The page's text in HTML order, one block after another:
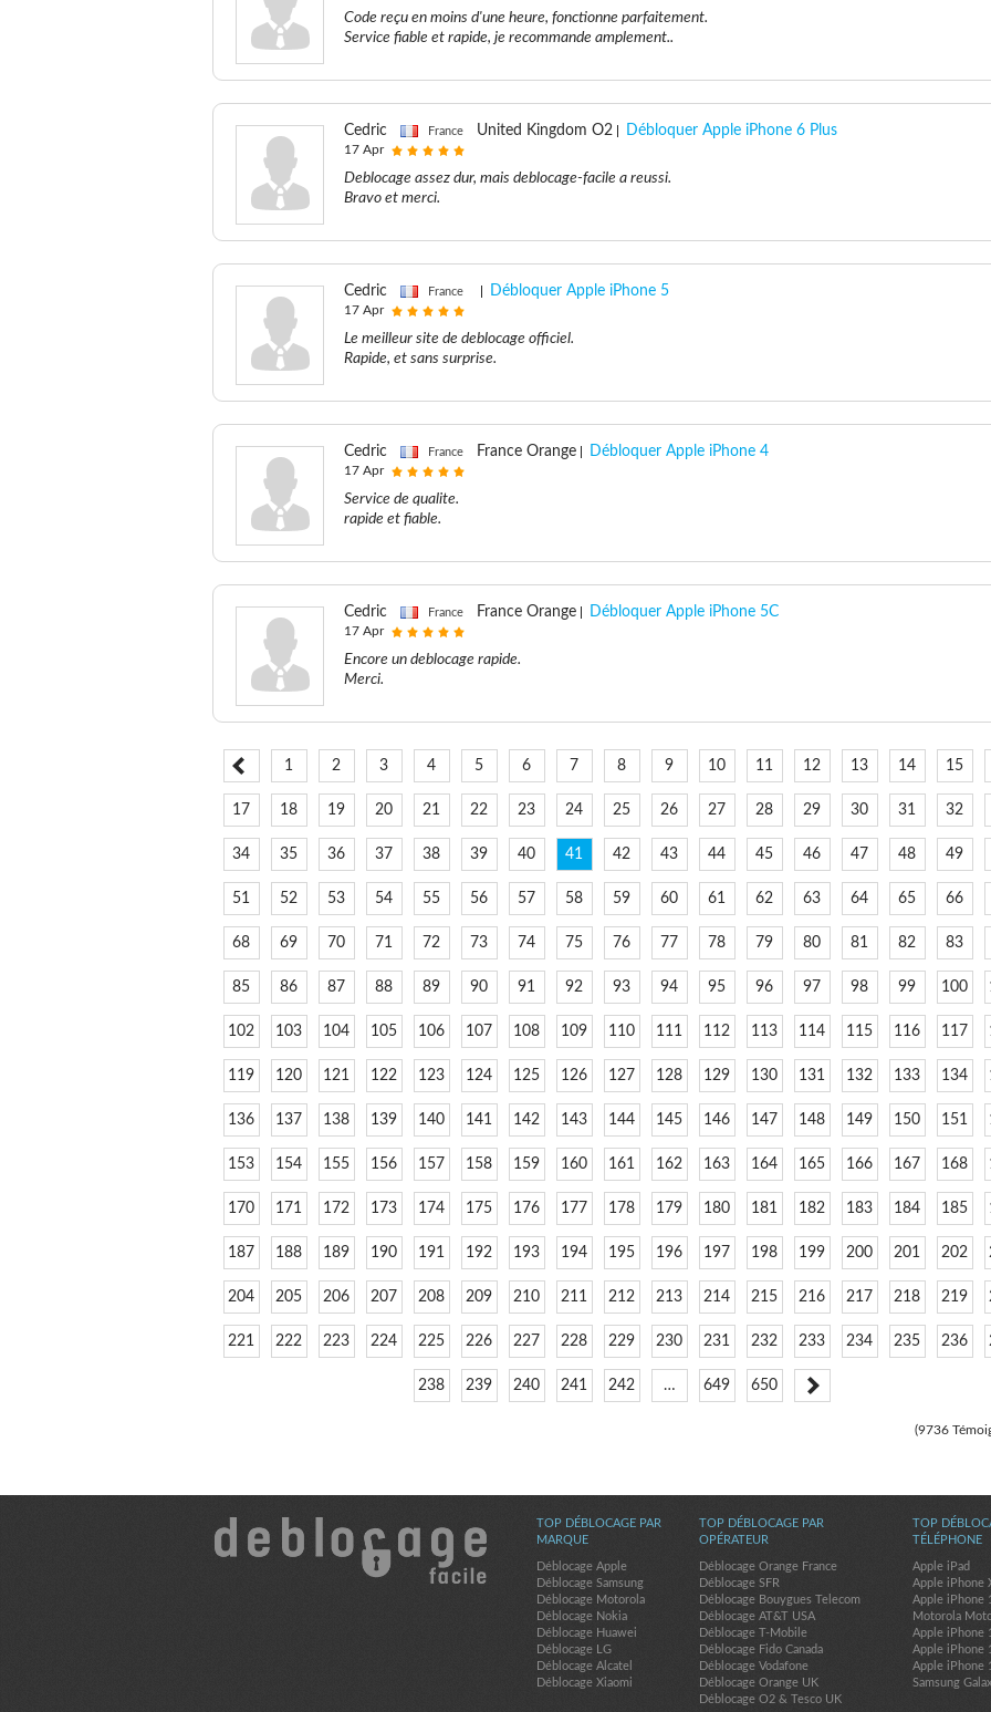
Code reçu en moins d'une heure, fonctionne parfaitement.
Service fiable et rapide, je recommande amplement..
Cedric France United Kingdom O2 Débloquer Apple iPhone 6 Plus
17 Apr
Deblocage assez dur, mais deblocage-facile a reussi.
Bravo et merci.
Cedric France Débloquer Apple iPhone 5
17 Apr
Le meilleur site de deblocage officiel.
Rapide, et sans surprise.
Cedric France France Orange Débloquer Apple iPhone 4
17 Apr
Service de qualite.
rapide et fiable.
Cedric France France Orange Débloquer Apple iPhone 5C
17 Apr
Encore un deblocage rapide.
Merci.
1 2 3 4 5 6 7 8 9 10 11 12 13 14 15
17 18 19 20 21 22 23 24 25 26 27 28 29 30 31 32
34 35 36 37 38 39 40 41 42 43 44 45 46 47 48 49
51 52 53 54 55 56 57 58 59 60 61 62 63 64 65 66
68 69 70 71 72 73 74 75 76 77 78 79 80 81 82 83
85 86 87 88 89 90 91 92 93 94 95 96 97 98 99 100
102 103 104 105 106 107 108 109 110 111 112 113 114 115 116 117
119 120 121 122 123 124 125 126 127 128 129 130 131 132 133 134
136 137 138 139 140 141 142 143 144 145 146 147 148 149 150 151
153 154 155 156 157 158 159 160 161 162 163 164 165 166 167 168
170 171 172 173 174 175 176 177 178 179 180 181 182 183 184 185
187 188 189 190 191 192 193 194 195 196 197 198 199 200 201 202
204 205 206 207 208 209 210 211 212 213 214 215 216 217 218 219
221 222 223 224 225 226 227 228 229 230 231 232 233 234 235 236
238 239 240 241 242 … 649 650
(9736
TOP DÉBLOCAGE PAR
MARQUE
Déblocage Apple
Déblocage Samsung
Déblocage Motorola
Déblocage Nokia
Déblocage Huawei
Déblocage LG
Déblocage Alcatel
Déblocage Xiaomi
TOP DÉBLOCAGE PAR
OPÉRATEUR
Déblocage Orange France
Déblocage SFR
Déblocage Bouygues Telecom
Déblocage AT&T USA
Déblocage T-Mobile
Déblocage Fido Canada
Déblocage Vodafone
Déblocage Orange UK
Déblocage O2 & Tesco UK
TOP
TÉLÉPHONE
Apple iPad
Apple iPhone
Apple iPhone
Motorola
Apple iPhone
Apple iPhone
Apple iPhone
Samsung